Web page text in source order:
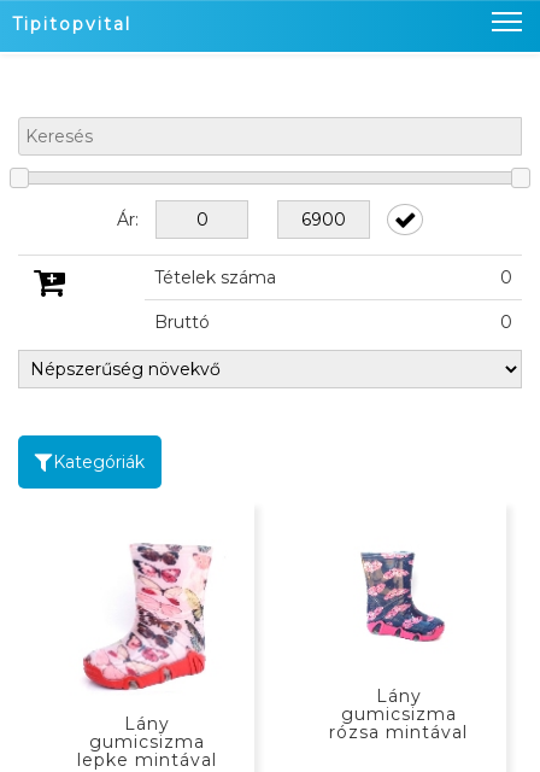
Tipitopvital
Termékeink
Üzleteink
Kapcsolat
Belépés
Ár:
Tételek száma 0
Bruttó 0
Kategóriák
KOSÁRBAN
Lány
gumicsizma
lepke mintával
Lány
gumicsizma
rózsa mintával